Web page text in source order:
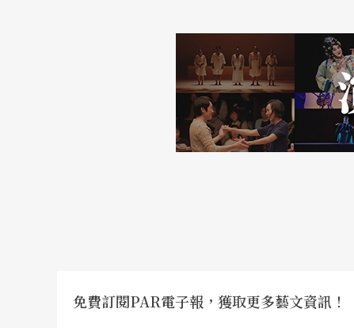
免費訂閱PAR電子報，獲取更多藝文資訊！